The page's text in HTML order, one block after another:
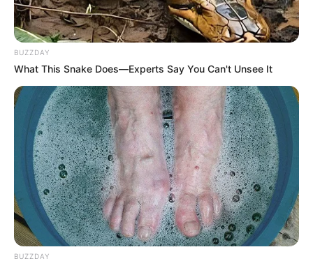
BUZZDAY
What This Snake Does—Experts Say You Can't Unsee It
BUZZDAY